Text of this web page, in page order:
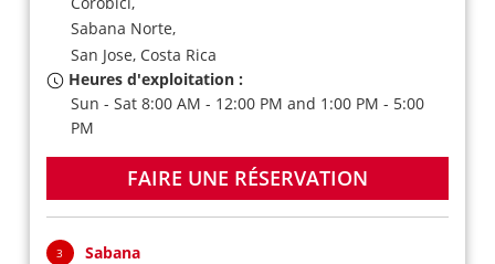
Sabana Norte,
San Jose, Costa Rica
Heures d'exploitation :
Sun - Sat 8:00 AM - 12:00 PM and 1:00 PM - 5:00
PM
FAIRE UNE RÉSERVATION
3
Sabana